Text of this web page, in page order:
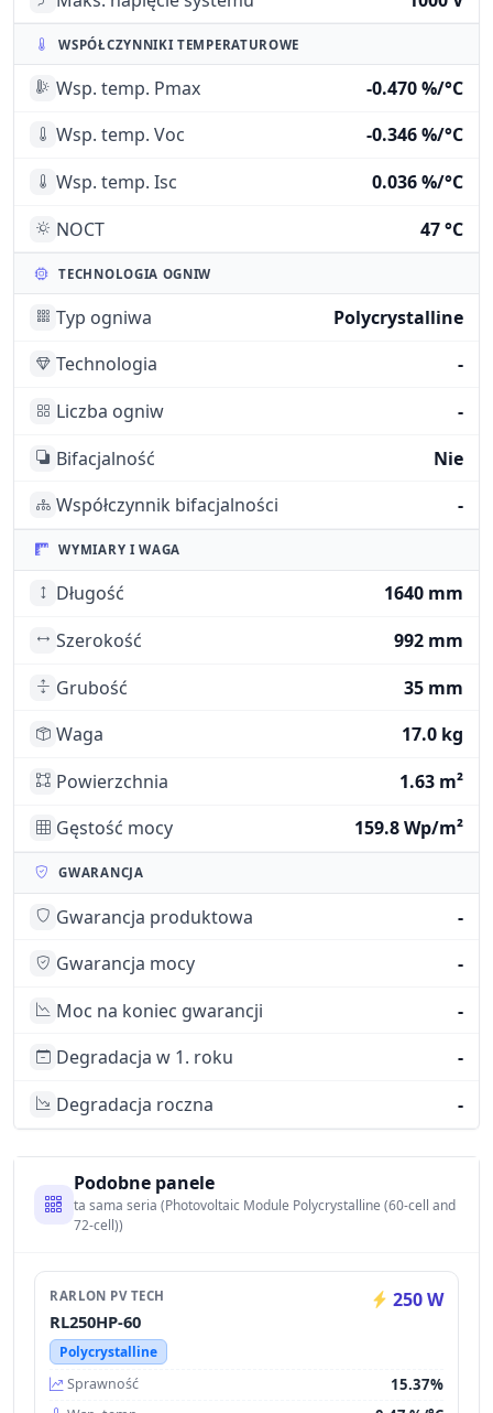
WSPÓŁCZYNNIKI TEMPERATUROWE
Wsp. temp. Pmax
-0.470 %/°C
Wsp. temp. Voc
-0.346 %/°C
Wsp. temp. Isc
0.036 %/°C
NOCT
47 °C
TECHNOLOGIA OGNIW
Typ ogniwa
Polycrystalline
Technologia
-
Liczba ogniw
-
Bifacjalność
Nie
Współczynnik bifacjalności
-
WYMIARY I WAGA
Długość
1640 mm
Szerokość
992 mm
Grubość
35 mm
Waga
17.0 kg
Powierzchnia
1.63 m²
Gęstość mocy
159.8 Wp/m²
GWARANCJA
Gwarancja produktowa
-
Gwarancja mocy
-
Moc na koniec gwarancji
-
Degradacja w 1. roku
-
Degradacja roczna
-
Podobne panele
ta sama seria (Photovoltaic Module Polycrystalline (60-cell and
72-cell))
RARLON PV TECH 250 W
RL250HP-60
Polycrystalline
Sprawność
15.37%